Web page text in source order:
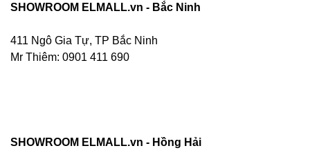
SHOWROOM ELMALL.vn - Bắc Ninh
411 Ngô Gia Tự, TP Bắc Ninh
Mr Thiêm: 0901 411 690
SHOWROOM ELMALL.vn - Hồng Hải